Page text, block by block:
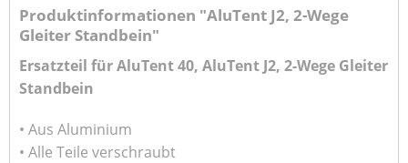
Produktinformationen "AluTent J2, 2-Wege
Gleiter Standbein"
Ersatzteil für AluTent 40, AluTent J2, 2-Wege Gleiter
Standbein
• Aus Aluminium
• Alle Teile verschraubt